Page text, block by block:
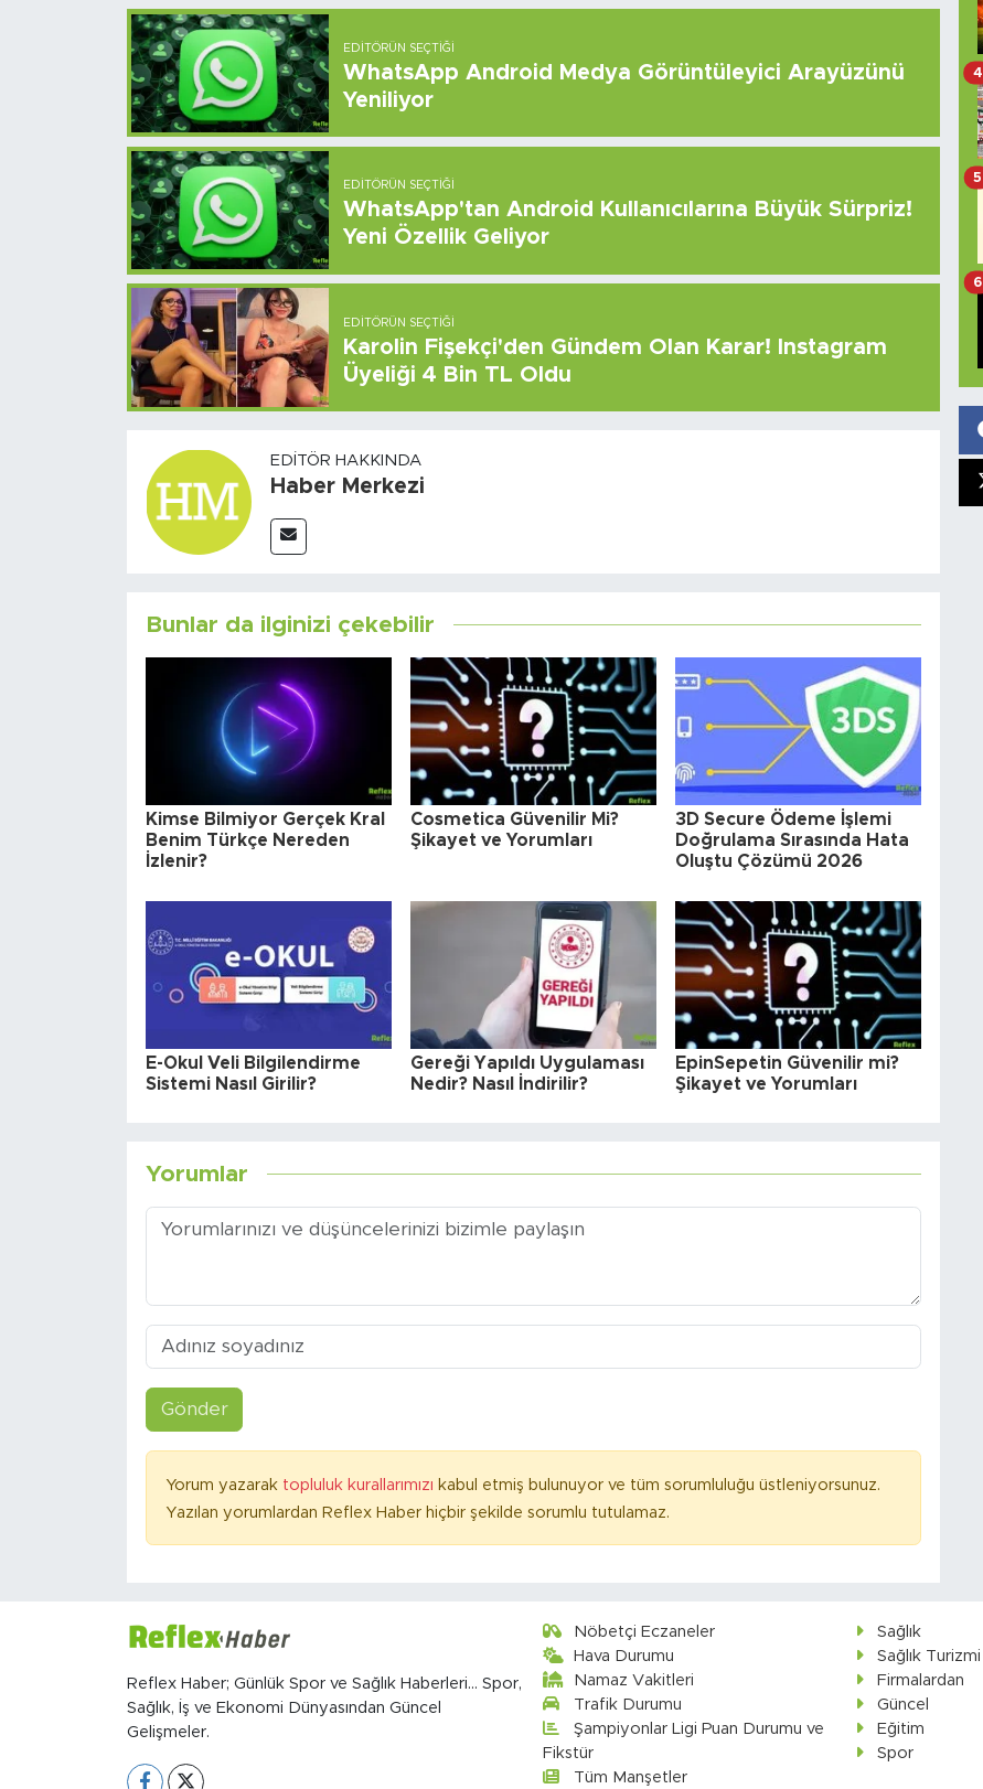
EDITÖRÜN SEÇTIĞI
WhatsApp Android Medya Görüntüleyici Arayüzünü
Yeniliyor
EDITÖRÜN SEÇTIĞI
WhatsApp'tan Android Kullanıcılarına Büyük Sürpriz!
Yeni Özellik Geliyor
EDITÖRÜN SEÇTIĞI
Karolin Fişekçi'den Gündem Olan Karar! Instagram
Üyeliği 4 Bin TL Oldu
EDITÖR HAKKINDA
Haber Merkezi
Bunlar da ilginizi çekebilir
Kimse Bilmiyor Gerçek Kral
Benim Türkçe Nereden
İzlenir?
Cosmetica Güvenilir Mi?
Şikayet ve Yorumları
3D Secure Ödeme İşlemi
Doğrulama Sırasında Hata
Oluştu Çözümü 2026
E-Okul Veli Bilgilendirme
Sistemi Nasıl Girilir?
Gereği Yapıldı Uygulaması
Nedir? Nasıl İndirilir?
EpinSepetin Güvenilir mi?
Şikayet ve Yorumları
Yorumlar
Gönder
Yorum yazarak topluluk kurallarımızı kabul etmiş bulunuyor ve tüm sorumluluğu üstleniyorsunuz.
Yazılan yorumlardan Reflex Haber hiçbir şekilde sorumlu tutulamaz.
4
5
6
Reflex Haber; Günlük Spor ve Sağlık Haberleri... Spor,
Sağlık, İş ve Ekonomi Dünyasından Güncel
Gelişmeler.
Nöbetçi Eczaneler
Hava Durumu
Namaz Vakitleri
Trafik Durumu
Şampiyonlar Ligi Puan Durumu ve
Fikstür
Tüm Manşetler
Sağlık
Sağlık Turizmi
Firmalardan
Güncel
Eğitim
Spor